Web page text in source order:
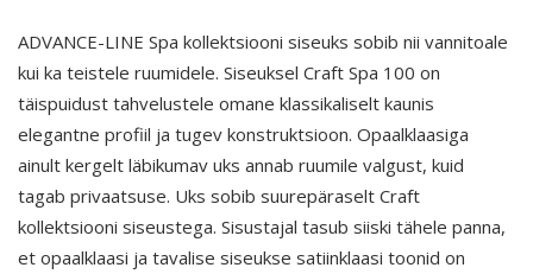
ADVANCE-LINE Spa kollektsiooni siseuks sobib nii vannitoale
kui ka teistele ruumidele. Siseuksel Craft Spa 100 on
täispuidust tahvelustele omane klassikaliselt kaunis
elegantne profiil ja tugev konstruktsioon. Opaalklaasiga
ainult kergelt läbikumav uks annab ruumile valgust, kuid
tagab privaatsuse. Uks sobib suurepäraselt Craft
kollektsiooni siseustega. Sisustajal tasub siiski tähele panna,
et opaalklaasi ja tavalise siseukse satiinklaasi toonid on